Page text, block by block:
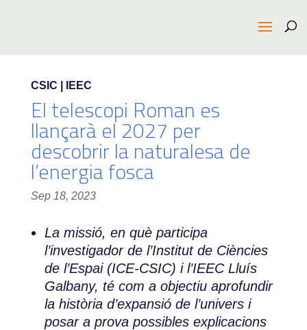
CSIC | IEEC
El telescopi Roman es
llançarà el 2027 per
descobrir la naturalesa de
l’energia fosca
Sep 18, 2023
La missió, en què participa
l’investigador de l’Institut de Ciències
de l’Espai (ICE-CSIC) i l’IEEC Lluís
Galbany, té com a objectiu aprofundir
la història d’expansió de l’univers i
posar a prova possibles explicacions